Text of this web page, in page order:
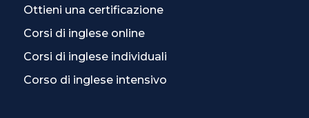
Ottieni una certificazione
Corsi di inglese online
Corsi di inglese individuali
Corso di inglese intensivo